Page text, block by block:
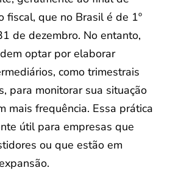
fiscal, que no Brasil é de 1º
de dezembro. No entanto,
optar por elaborar
como trimestrais
para monitorar sua situação
mais frequência. Essa prática
útil para empresas que
ou que estão em